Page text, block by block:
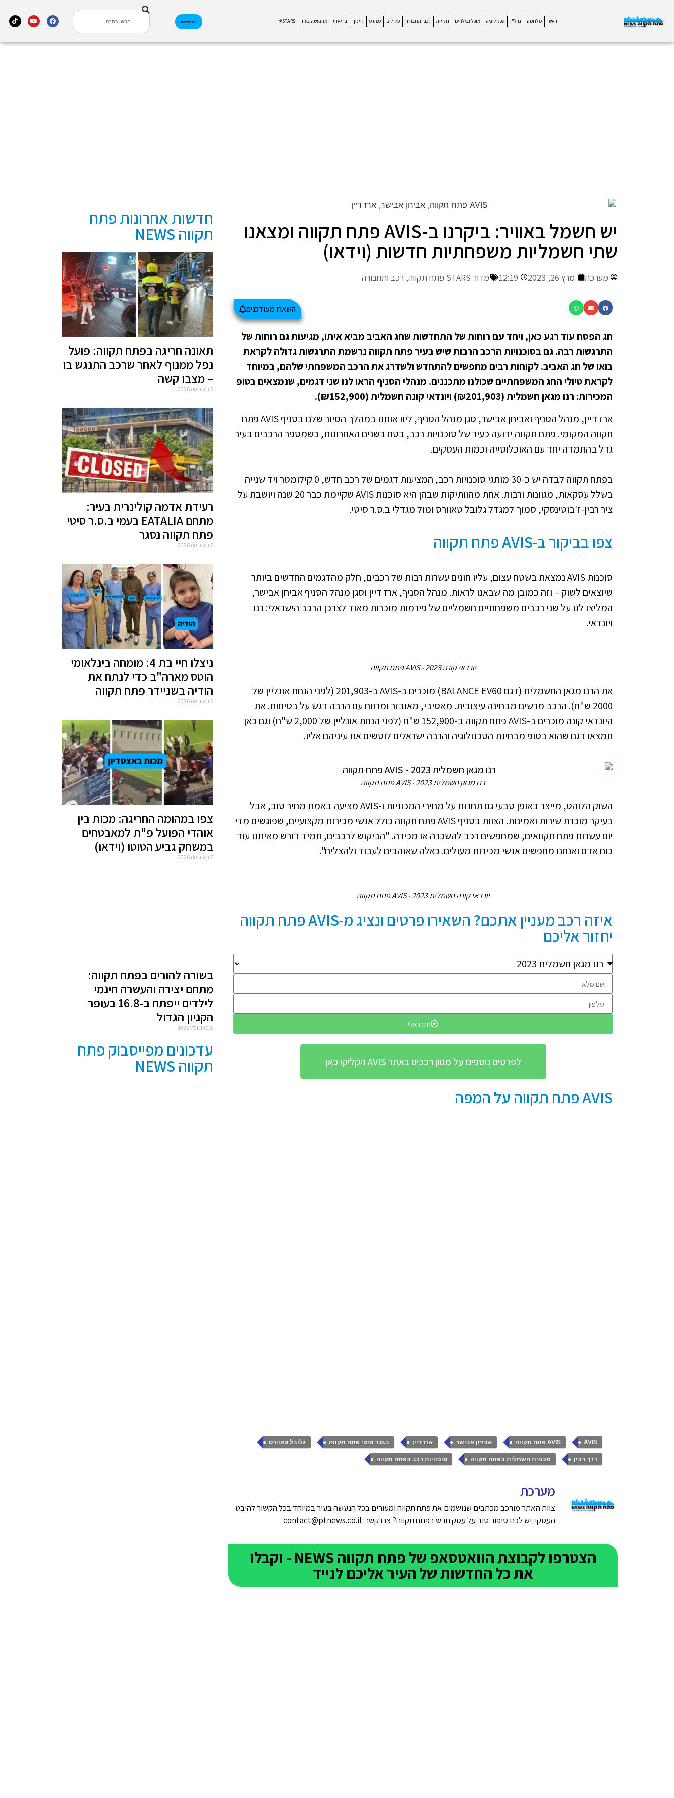
ראשי מלחמה נדל"ן טכנולוגיה אוכל ובילויים חנויות רכב ותחבורה פלילים ספורט חינוך בריאות מהנעשה בעיר STARS⭐ אינדקס עסקים
יש חשמל באוויר: ביקרנו ב-AVIS פתח תקווה ומצאנו
שתי חשמליות משפחתיות חדשות (וידאו)
מערכת מרץ 26, 2023 12:19 מדור STARS פתח תקווה , רכב ותחבורה
השארו מעודכנים
חג הפסח עוד רגע כאן, ויחד עם רוחות של התחדשות שחג האביב מביא איתו, מגיעות גם רוחות של
התרגשות רבה. גם בסוכנויות הרכב הרבות שיש בעיר פתח תקווה נרשמת התרגשות גדולה לקראת
בואו של חג האביב. לקוחות רבים מחפשים להתחדש ולשדרג את הרכב המשפחתי שלהם, במיוחד
לקראת טיולי החג המשפחתיים שכולנו מתכננים. מנהלי הסניף הראו לנו שני דגמים, שנמצאים בטופ
המכירות: רנו מגאן חשמלית (₪201,903) ויונדאי קונה חשמלית (₪152,900).
ארז דיין, מנהל הסניף ואביחן אבישר, סגן מנהל הסניף, ליוו אותנו במהלך הסיור שלנו בסניף AVIS פתח
תקווה המקומי. פתח תקווה ידועה כעיר של סוכנויות רכב, בטח בשנים האחרונות, כשמספר הרכבים בעיר
גדל בהתמדה יחד עם האוכלוסייה וכמות העסקים.
בפתח תקווה לבדה יש כ-30 מותגי סוכנויות רכב, המציעות דגמים של רכב חדש, 0 קילומטר ויד שנייה
בשלל עסקאות, מגוונות ורבות.
אחת מהוותיקות שבהן היא סוכנות AVIS שקיימת כבר 20 שנה ויושבת על
ציר רבין-ז'בוטינסקי, סמוך למגדל גלובל טאוורס ומול מגדלי ב.ס.ר סיטי.
צפו בביקור ב-AVIS פתח תקווה
סוכנות AVIS נמצאת בשטח עצום, עליו חונים עשרות רבות של רכבים, חלק מהדגמים החדשים ביותר
שיוצאים לשוק – וזה כמובן מה שבאנו לראות. מנהל הסניף, ארז דיין וסגן מנהל הסניף אביחן אבישר,
המליצו לנו על שני רכבים משפחתיים חשמליים של פירמות מוכרות מאוד לצרכן הרכב הישראלי: רנו
ויונדאי.
יונדאי קונה 2023 - AVIS פתח תקווה
את הרנו מגאן החשמלית (דגם BALANCE EV60) מוכרים ב-AVIS ב-201,903 (לפני הנחת אונליין של
2000 ש"ח). הרכב מרשים מבחינה עיצובית. מאסיבי, מאובזר ומרווח עם הרבה דגש על בטיחות. את
היונדאי קונה מוכרים ב-AVIS פתח תקווה ב-152,900 ש"ח (לפני הנחת אונליין של 2,000 ש"ח) וגם כאן
תמצאו דגם שהוא בטופ מבחינת הטכנולוגיה והרבה ישראלים לוטשים את עיניהם אליו.
רנו מגאן חשמלית 2023 - AVIS פתח תקווה
השוק הלוהט, מייצר באופן טבעי גם תחרות על מחירי המכוניות ו-AVIS מציעה באמת מחיר טוב, אבל
בעיקר מוכרת שירות ואמינות. הצוות בסניף AVIS פתח תקווה כולל אנשי מכירות מקצועיים, שפוגשים מדי
יום עשרות פתח תקוואים, שמחפשים רכב להשכרה או מכירה. "הביקוש לרכבים, תמיד דורש מאיתנו עוד
כוח אדם ואנחנו מחפשים אנשי מכירות מעולים. כאלה שאוהבים לעבוד ולהצליח".
יונדאי קונה חשמלית 2023 - AVIS פתח תקווה
איזה רכב מעניין אתכם? השאירו פרטים ונציג מ-AVIS פתח תקווה
יחזור אליכם
חזרו אלי
לפרטים נוספים על מגוון רכבים באתר AVIS הקליקו כאן
AVIS פתח תקווה על המפה
AVIS
, AVIS פתח תקווה , אביחן אבישר , ארז דיין , ב.ס.ר סיטי פתח תקווה , גלובל טאוורס ,
דרך רבין , מכונית חשמלית בפתח תקווה , סוכנויות רכב בפתח תקווה
מערכת
צוות האתר מורכב מכתבים שנושמים את פתח תקווה ומעורים בכל הנעשה בעיר במיוחד בכל הקשור להיבט
העסקי. יש לכם סיפור טוב על עסק חדש בפתח תקווה? צרו קשר: contact@ptnews.co.il
הצטרפו לקבוצת הוואטסאפ של פתח תקווה NEWS - וקבלו
את כל החדשות של העיר אליכם לנייד
חדשות אחרונות פתח
תקווה NEWS
תאונה חריגה בפתח תקווה: פועל
נפל ממנוף לאחר שרכב התנגש בו
– מצבו קשה
6 באוגוסט 2026
רעידת אדמה קולינרית בעיר:
מתחם EATALIA בעמי ב.ס.ר סיטי
פתח תקווה נסגר
6 באוגוסט 2026
ניצלו חיי בת 4: מומחה בינלאומי
הוטס מארה"ב כדי לנתח את
הודיה בשניידר פתח תקווה
6 באוגוסט 2026
צפו במהומה החריגה: מכות בין
אוהדי הפועל פ"ת למאבטחים
במשחק גביע הטוטו (וידאו)
6 באוגוסט 2026
בשורה להורים בפתח תקווה:
מתחם יצירה והעשרה חינמי
לילדים ייפתח ב-16.8 בעופר
הקניון הגדול
5 באוגוסט 2026
עדכונים מפייסבוק פתח
תקווה NEWS